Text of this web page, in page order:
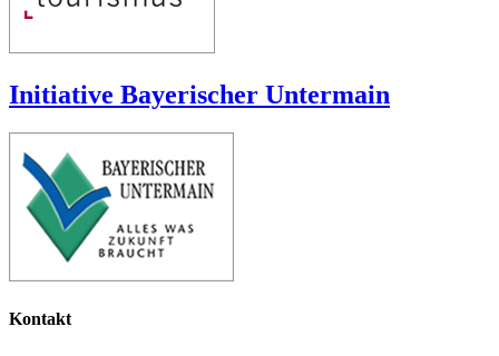
Initiative Bayerischer Untermain
Kontakt